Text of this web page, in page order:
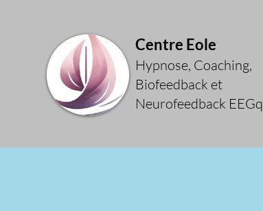
Centre Eole
Hypnose, Coaching,
Biofeedback et
Neurofeedback EEGq